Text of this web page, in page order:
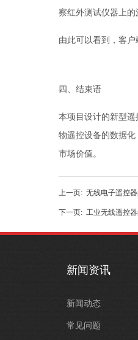
察红外测试仪器上的
由此可以看到，客
四、结束语
本项目设计的新型
物遥控设备的数据
市场价值。
上一页:无线电子遥控
下一页:工业无线遥控
新闻资讯
新闻动态
常见问题